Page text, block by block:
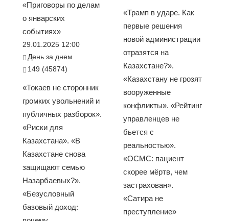
«Приговоры по делам
о январских
событиях»
29.01.2025 12:00
День за днем
149 (45874)
«Токаев не сторонник
громких увольнений и
публичных разборок».
«Риски для
Казахстана». «В
Казахстане снова
защищают семью
Назарбаевых?».
«Безусловный
базовый доход:
«Трамп в ударе. Как
первые решения
новой администрации
отразятся на
Казахстане?».
«Казахстану не грозят
вооруженные
конфликты». «Рейтинг
управленцев не
бьется с
реальностью».
«ОСМС: пациент
скорее мёртв, чем
застрахован».
«Сатира не
преступление»